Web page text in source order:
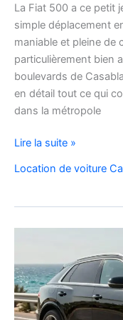
La Fiat 500 a ce petit
simple déplacement
maniable et pleine de
particulièrement bien
boulevards de
en détail tout ce qui
dans la métropole
Voyager
Casablanca
Fiat
500
charme,
pratiques
et
bons
Lire la suite »
Location de voiture